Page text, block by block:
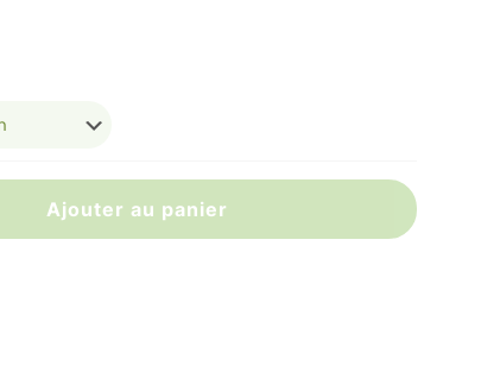
Ajouter au panier